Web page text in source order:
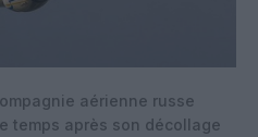
aérienne russe
temps après son décollage